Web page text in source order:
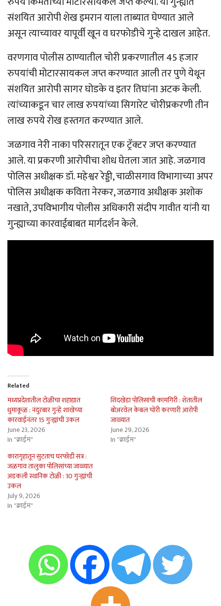
संशयित आरोपी शेख इमरान याला ताब्यात घेण्यात आले
असून त्याच्यावर यापूर्वी खून व घरफोडीचे गुन्हे दाखल आहेत.
वरणगाव पोलीस ठाण्यातील चोरी प्रकरणातील 45 हजार
रुपयांची मोटारसायकल जप्त करण्यात आली तर पुणे येथून
संशयित आरोपी सागर घोडके व इतर तिघांना अटक केली.
त्यांच्याकडून चार लाख रुपयांच्या सिगारेट चोरीप्रकरणी तीन
लाख रुपये रोख हस्तगत करण्यात आले.
जळगाव नेरी नाका परिसरातून एक ट्रॅक्टर जप्त करण्यात
आले. या प्रकरणी आरोपीचा शोध घेतला जात आहे. जळगाव
पोलिस अधीक्षक डॉ. महेश्वर रेड्डी, चाळीसगाव विभागाच्या अपर
पोलिस अधीक्षक कविता नेरकर, जळगाव अधीक्षक अशोक
नखाते, उपविभागीय पोलीस अधिकारी संदीप गावीत यांनी या
गुन्ह्याच्या कारवाईबाबत मार्गदर्शन केले.
Related
मध्यप्रदेशातील टोळीचा शहाद्यात
धुमाकूळ : नंदुरबार गुन्हे शाखेच्या
कारवाईनंतर 15 गुन्ह्यांची उकल
June 23, 2026
In "क्राईम"
शिंदखेडा पोलिसांची कामगिरी : शेतातील
बोअरवेल केबल चोरी करणारी आरोपी
जाळ्यात
June 29, 2026
In "क्राईम"
कारागृहातून सुटताच घरफोडी सत्र :
जळगाव तालुका पोलिसांच्या जाळ्यात
अडकली स्थानिक टोळी : 10 गुन्ह्यांची
उकल
July 9, 2026
In "क्राईम"